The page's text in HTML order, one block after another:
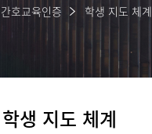
간호교육인증 학생 지도 체계
학생 지도 체계